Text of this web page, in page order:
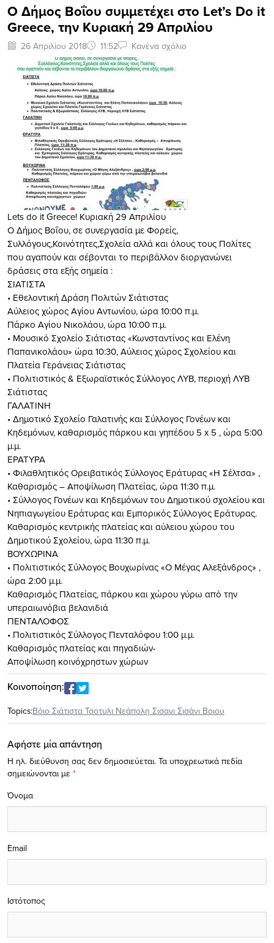
Ο Δήμος Βοΐου συμμετέχει στο Let’s Do it
Greece, την Κυριακή 29 Απριλίου
26 Απριλίου 2018 11:52 Κανένα σχόλιο
Lets do it Greece! Κυριακή 29 Απριλίου
Ο Δήμος Βοΐου, σε συνεργασία με Φορείς,
Συλλόγους,Κοινότητες,Σχολεία αλλά και όλους τους Πολίτες
που αγαπούν και σέβονται το περιβάλλον διοργανώνει
δράσεις στα εξής σημεία :
ΣΙΑΤΙΣΤΑ
• Εθελοντική Δράση Πολιτών Σιάτιστας
Αύλειος χώρος Αγίου Αντωνίου, ώρα 10:00 π.μ.
Πάρκο Αγίου Νικολάου, ώρα 10:00 π.μ.
• Μουσικό Σχολείο Σιάτιστας «Κωνσταντίνος και Ελένη
Παπανικολάου» ώρα 10:30, Αύλειος χώρος Σχολείου και
Πλατεία Γεράνειας Σιάτιστας
• Πολιτιστικός & Εξωραϊστικός Σύλλογος ΛΥΒ, περιοχή ΛΥΒ
Σιάτιστας
ΓΑΛΑΤΙΝΗ
• Δημοτικό Σχολείο Γαλατινής και Σύλλογος Γονέων και
Κηδεμόνων, καθαρισμός πάρκου και γηπέδου 5 x 5 , ώρα 5:00
μ.μ.
ΕΡΑΤΥΡΑ
• Φιλαθλητικός Ορειβατικός Σύλλογος Εράτυρας «Η Σέλτσα» ,
Καθαρισμός – Αποψίλωση Πλατείας, ώρα 11:30 π.μ.
• Σύλλογος Γονέων και Κηδεμόνων του Δημοτικού σχολείου και
Νηπιαγωγείου Εράτυρας και Εμπορικός Σύλλογος Εράτυρας.
Καθαρισμός κεντρικής πλατείας και αύλειου χώρου του
Δημοτικού Σχολείου, ώρα 11:30 π.μ.
ΒΟΥΧΩΡΙΝΑ
• Πολιτιστικός Σύλλογος Βουχωρίνας «Ο Μέγας Αλεξάνδρος» ,
ώρα 2:00 μ.μ.
Καθαρισμός Πλατείας, πάρκου και χώρου γύρω από την
υπεραιωνόβια βελανιδιά
ΠΕΝΤΑΛΟΦΟΣ
• Πολιτιστικός Σύλλογος Πενταλόφου 1:00 μ.μ.
Καθαρισμός πλατείας και πηγαδιών-
Αποψίλωση κοινόχρηστων χώρων
Κοινοποίηση:
Topics:Βόιο Σιάτιστα Τσοτυλι Νεάπολη Σισανι Σισάνι Βοιου
Αφήστε μία απάντηση
Η ηλ. διεύθυνση σας δεν δημοσιεύεται. Τα υποχρεωτικά πεδία
σημειώνονται με *
Όνομα
Email
Ιστότοπος